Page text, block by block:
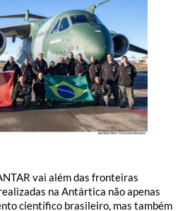
vai além das fronteiras
na Antártica não apenas
científico brasileiro, mas também